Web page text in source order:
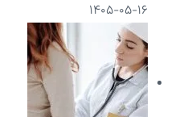
۱۴۰۵-۰۵-۱۶